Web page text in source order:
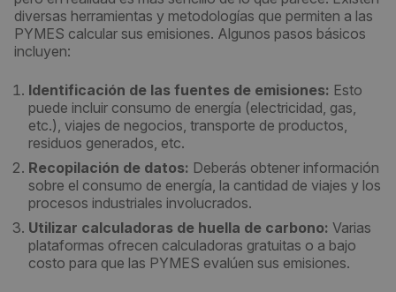
diversas herramientas y metodologías que permiten a las
PYMES calcular sus emisiones. Algunos pasos básicos
incluyen:
Identificación de las fuentes de emisiones: Esto
puede incluir consumo de energía (electricidad, gas,
etc.), viajes de negocios, transporte de productos,
residuos generados, etc.
Recopilación de datos: Deberás obtener información
sobre el consumo de energía, la cantidad de viajes y los
procesos industriales involucrados.
Utilizar calculadoras de huella de carbono: Varias
plataformas ofrecen calculadoras gratuitas o a bajo
costo para que las PYMES evalúen sus emisiones.